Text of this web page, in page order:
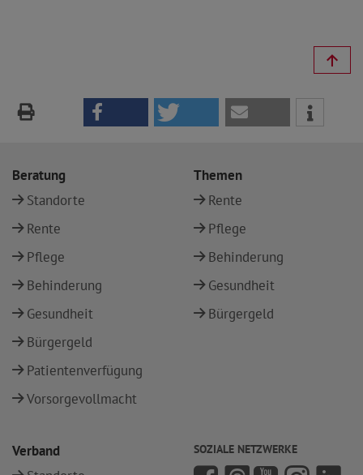
Beratung
Standorte
Rente
Pflege
Behinderung
Gesundheit
Bürgergeld
Patientenverfügung
Vorsorgevollmacht
Themen
Rente
Pflege
Behinderung
Gesundheit
Bürgergeld
Verband
SOZIALE NETZWERKE